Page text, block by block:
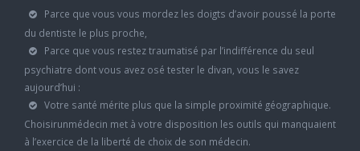
Parce que vous vous mordez les doigts d’avoir poussé la porte
du dentiste le plus proche,
Parce que vous restez traumatisé par l’indifférence du seul
psychiatre dont vous avez osé tester le divan, vous le savez
aujourd’hui :
Votre santé mérite plus que la simple proximité géographique.
Choisirunmédecin met à votre disposition les outils qui manquaient
à l’exercice de la liberté de choix de son médecin.